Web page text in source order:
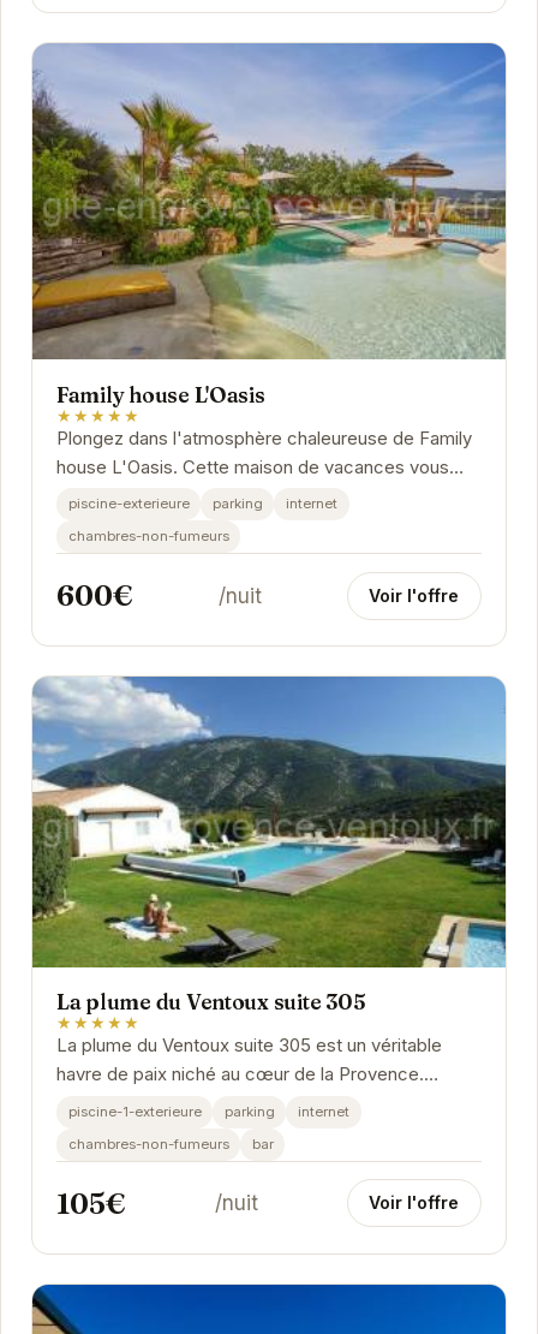
Family house L'Oasis
★★★★★
Plongez dans l'atmosphère chaleureuse de Family
house L'Oasis. Cette maison de vacances vous
offre un cadre idyllique pour des vacances
piscine-exterieure parking
internet
chambres-non-fumeurs
600€ /nuit Voir l'offre
La plume du Ventoux suite 305
★★★★★
La plume du Ventoux suite 305 est un véritable
havre de paix niché au cœur de la Provence.
Profitez d'un séjour inoubliable dans cette suite...
piscine-1-exterieure parking
internet
chambres-non-fumeurs
bar
105€ /nuit Voir l'offre